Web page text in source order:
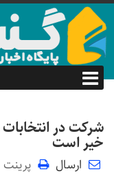
شرکت در
خیر است
ارسال پرینت